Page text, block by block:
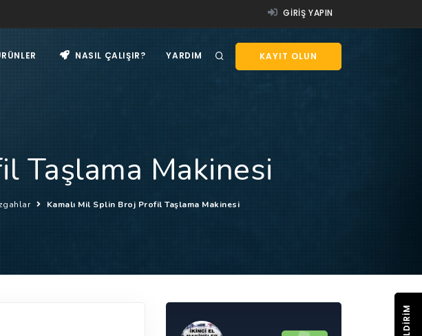
GIRIŞ YAPIN
KAYIT OLUN
NASIL ÇALIŞIR? YARDIM
Taşlama Makinesi
Kamalı Mil Splin Broj Profil Taşlama Makinesi
BILDIRIM